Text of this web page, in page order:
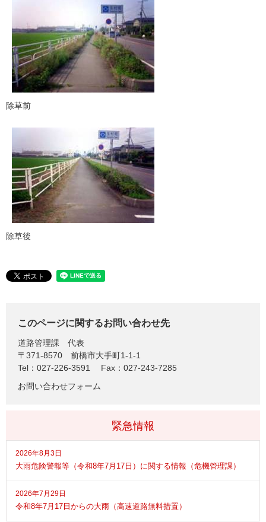
除草前
除草後
このページに関するお問い合わせ先
道路管理課
代表
〒371-8570
前橋市大手町1-1-1
Tel：027-226-3591
Fax：027-243-7285
お問い合わせフォーム
緊急情報
2026年8月3日
大雨危険警報等（令和8年7月17日）に関する情報（危機管理課）
2026年7月29日
令和8年7月17日からの大雨（高速道路無料措置）